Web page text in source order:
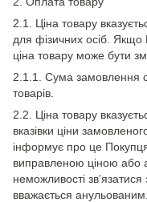
2.1. Ціна товару
для фізичних осіб.
ціна товару може бути
2.1.1. Сума замовлення
товарів.
2.2. Ціна товару
вказівки ціни
інформує про це
виправленою ціною
неможливості
вважається анульованим.